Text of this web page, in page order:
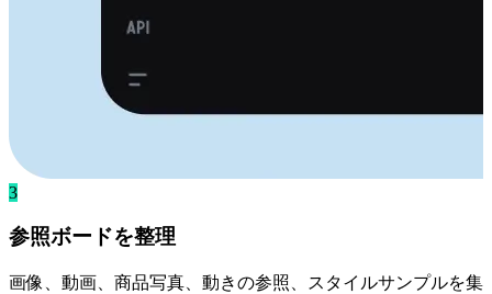
3
参照ボードを整理
画像、動画、商品写真、動きの参照、スタイルサンプルを集